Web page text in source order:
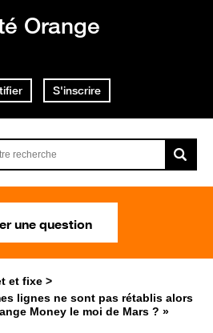
Orange
S'inscrire
une question
et fixe
lignes ne sont pas rétablis alors
Money le moi de Mars ? »